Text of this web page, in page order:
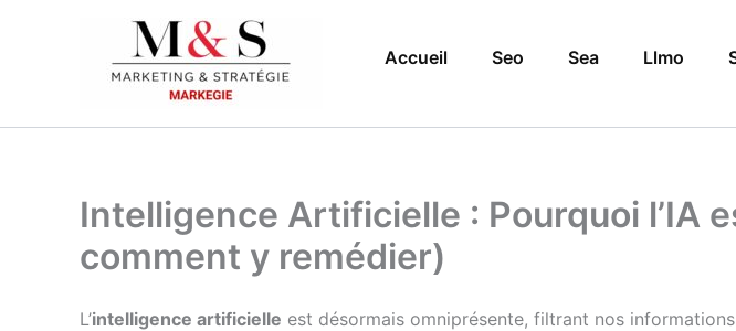
Accueil Seo Sea Llmo
Intelligence Artificielle : Pourquoi l’IA
comment y remédier)
L’intelligence artificielle est désormais omniprésente, filtrant nos